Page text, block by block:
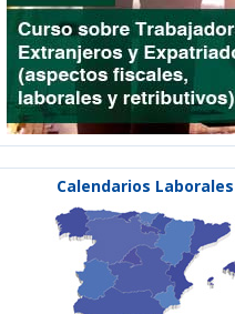
Calendarios Laborales